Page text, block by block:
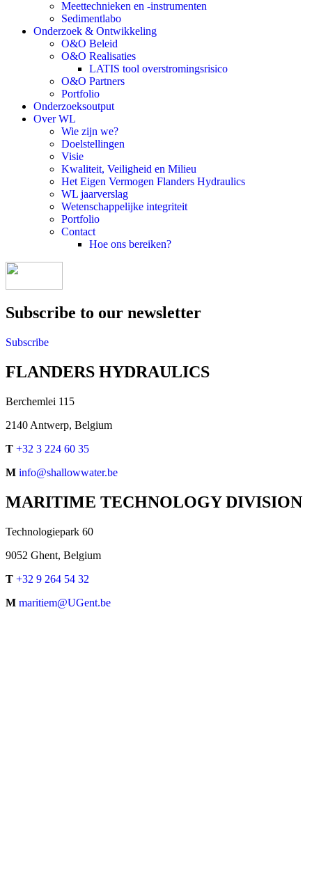
Meettechnieken en -instrumenten
Sedimentlabo
Onderzoek & Ontwikkeling
O&O Beleid
O&O Realisaties
LATIS tool overstromingsrisico
O&O Partners
Portfolio
Onderzoeksoutput
Over WL
Wie zijn we?
Doelstellingen
Visie
Kwaliteit, Veiligheid en Milieu
Het Eigen Vermogen Flanders Hydraulics
WL jaarverslag
Wetenschappelijke integriteit
Portfolio
Contact
Hoe ons bereiken?
Subscribe to our newsletter
Subscribe
FLANDERS HYDRAULICS
Berchemlei 115
2140 Antwerp, Belgium
T +32 3 224 60 35
M info@shallowwater.be
MARITIME TECHNOLOGY DIVISION
Technologiepark 60
9052 Ghent, Belgium
T +32 9 264 54 32
M maritiem@UGent.be